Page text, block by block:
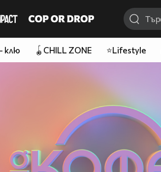
клю 🪀CHILL ZONE ⭐Lifestyle